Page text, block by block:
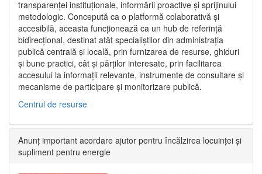
transparenței instituționale, informării proactive și sprijinului
metodologic. Concepută ca o platformă colaborativă și
accesibilă, aceasta funcționează ca un hub de referință
bidirecțional, destinat atât specialiștilor din administrația
publică centrală și locală, prin furnizarea de resurse, ghiduri
și bune practici, cât și părților interesate, prin facilitarea
accesului la informații relevante, instrumente de consultare și
mecanisme de participare și monitorizare publică.
Centrul de resurse
Anunț important acordare ajutor pentru încălzirea locuinței și
supliment pentru energie